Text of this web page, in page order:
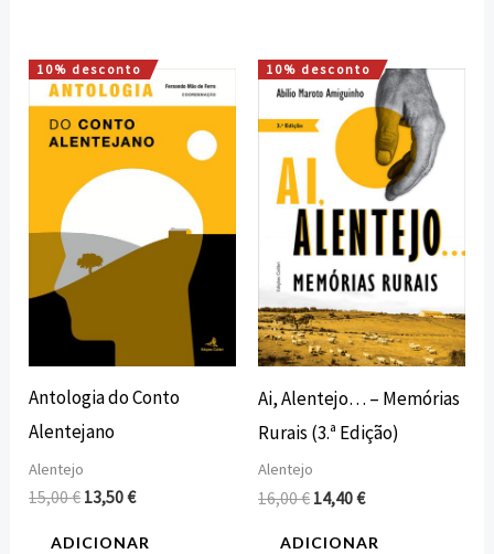
10% desconto
Antologia do Conto
Alentejano
Alentejo
15,00€
O
preço
original
era:
13,50€
O
preço
atual
é:
13,50 €.
ADICIONAR
10% desconto
Ai, Alentejo… – Memórias
Rurais (3.ª Edição)
Alentejo
16,00€
O
preço
original
era:
16,00 €.
14,40€
O
preço
atual
é:
14,40 €.
ADICIONAR